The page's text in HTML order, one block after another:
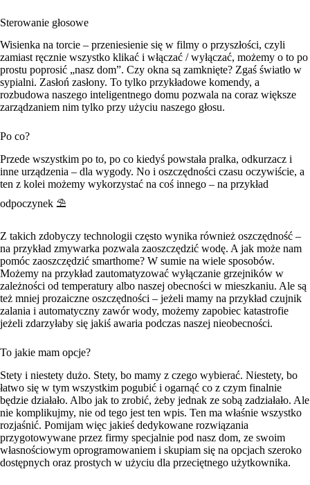
Sterowanie głosowe
Wisienka na torcie – przeniesienie się w filmy o przyszłości, czyli
zamiast ręcznie wszystko klikać i włączać / wyłączać, możemy o to po
prostu poprosić „nasz dom”. Czy okna są zamknięte? Zgaś światło w
sypialni. Zasłoń zasłony. To tylko przykładowe komendy, a
rozbudowa naszego inteligentnego domu pozwala na coraz większe
zarządzaniem nim tylko przy użyciu naszego głosu.
Po co?
Przede wszystkim po to, po co kiedyś powstała pralka, odkurzacz i
inne urządzenia – dla wygody. No i oszczędności czasu oczywiście, a
ten z kolei możemy wykorzystać na coś innego – na przykład
odpoczynek ⛱️
Z takich zdobyczy technologii często wynika również oszczędność –
na przykład zmywarka pozwala zaoszczędzić wodę. A jak może nam
pomóc zaoszczędzić smarthome? W sumie na wiele sposobów.
Możemy na przykład zautomatyzować wyłączanie grzejników w
zależności od temperatury albo naszej obecności w mieszkaniu. Ale są
też mniej prozaiczne oszczędności – jeżeli mamy na przykład czujnik
zalania i automatyczny zawór wody, możemy zapobiec katastrofie
jeżeli zdarzyłaby się jakiś awaria podczas naszej nieobecności.
To jakie mam opcje?
Stety i niestety dużo. Stety, bo mamy z czego wybierać. Niestety, bo
łatwo się w tym wszystkim pogubić i ogarnąć co z czym finalnie
będzie działało. Albo jak to zrobić, żeby jednak ze sobą zadziałało. Ale
nie komplikujmy, nie od tego jest ten wpis. Ten ma właśnie wszystko
rozjaśnić. Pomijam więc jakieś dedykowane rozwiązania
przygotowywane przez firmy specjalnie pod nasz dom, ze swoim
własnościowym oprogramowaniem i skupiam się na opcjach szeroko
dostępnych oraz prostych w użyciu dla przeciętnego użytkownika.